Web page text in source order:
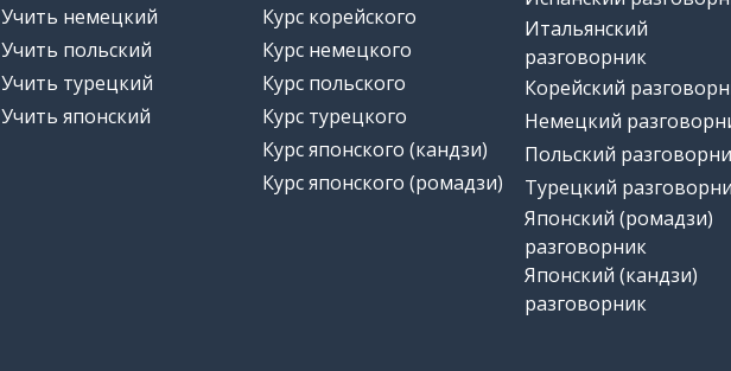
Учить немецкий
Учить польский
Учить турецкий
Учить японский
Курс корейского
Курс немецкого
Курс польского
Курс турецкого
Курс японского (кандзи)
Курс японского (ромадзи)
Итальянский
разговорник
Корейский
Немецкий
Польский
Турецкий
Японский (ромадзи)
разговорник
Японский (кандзи)
разговорник